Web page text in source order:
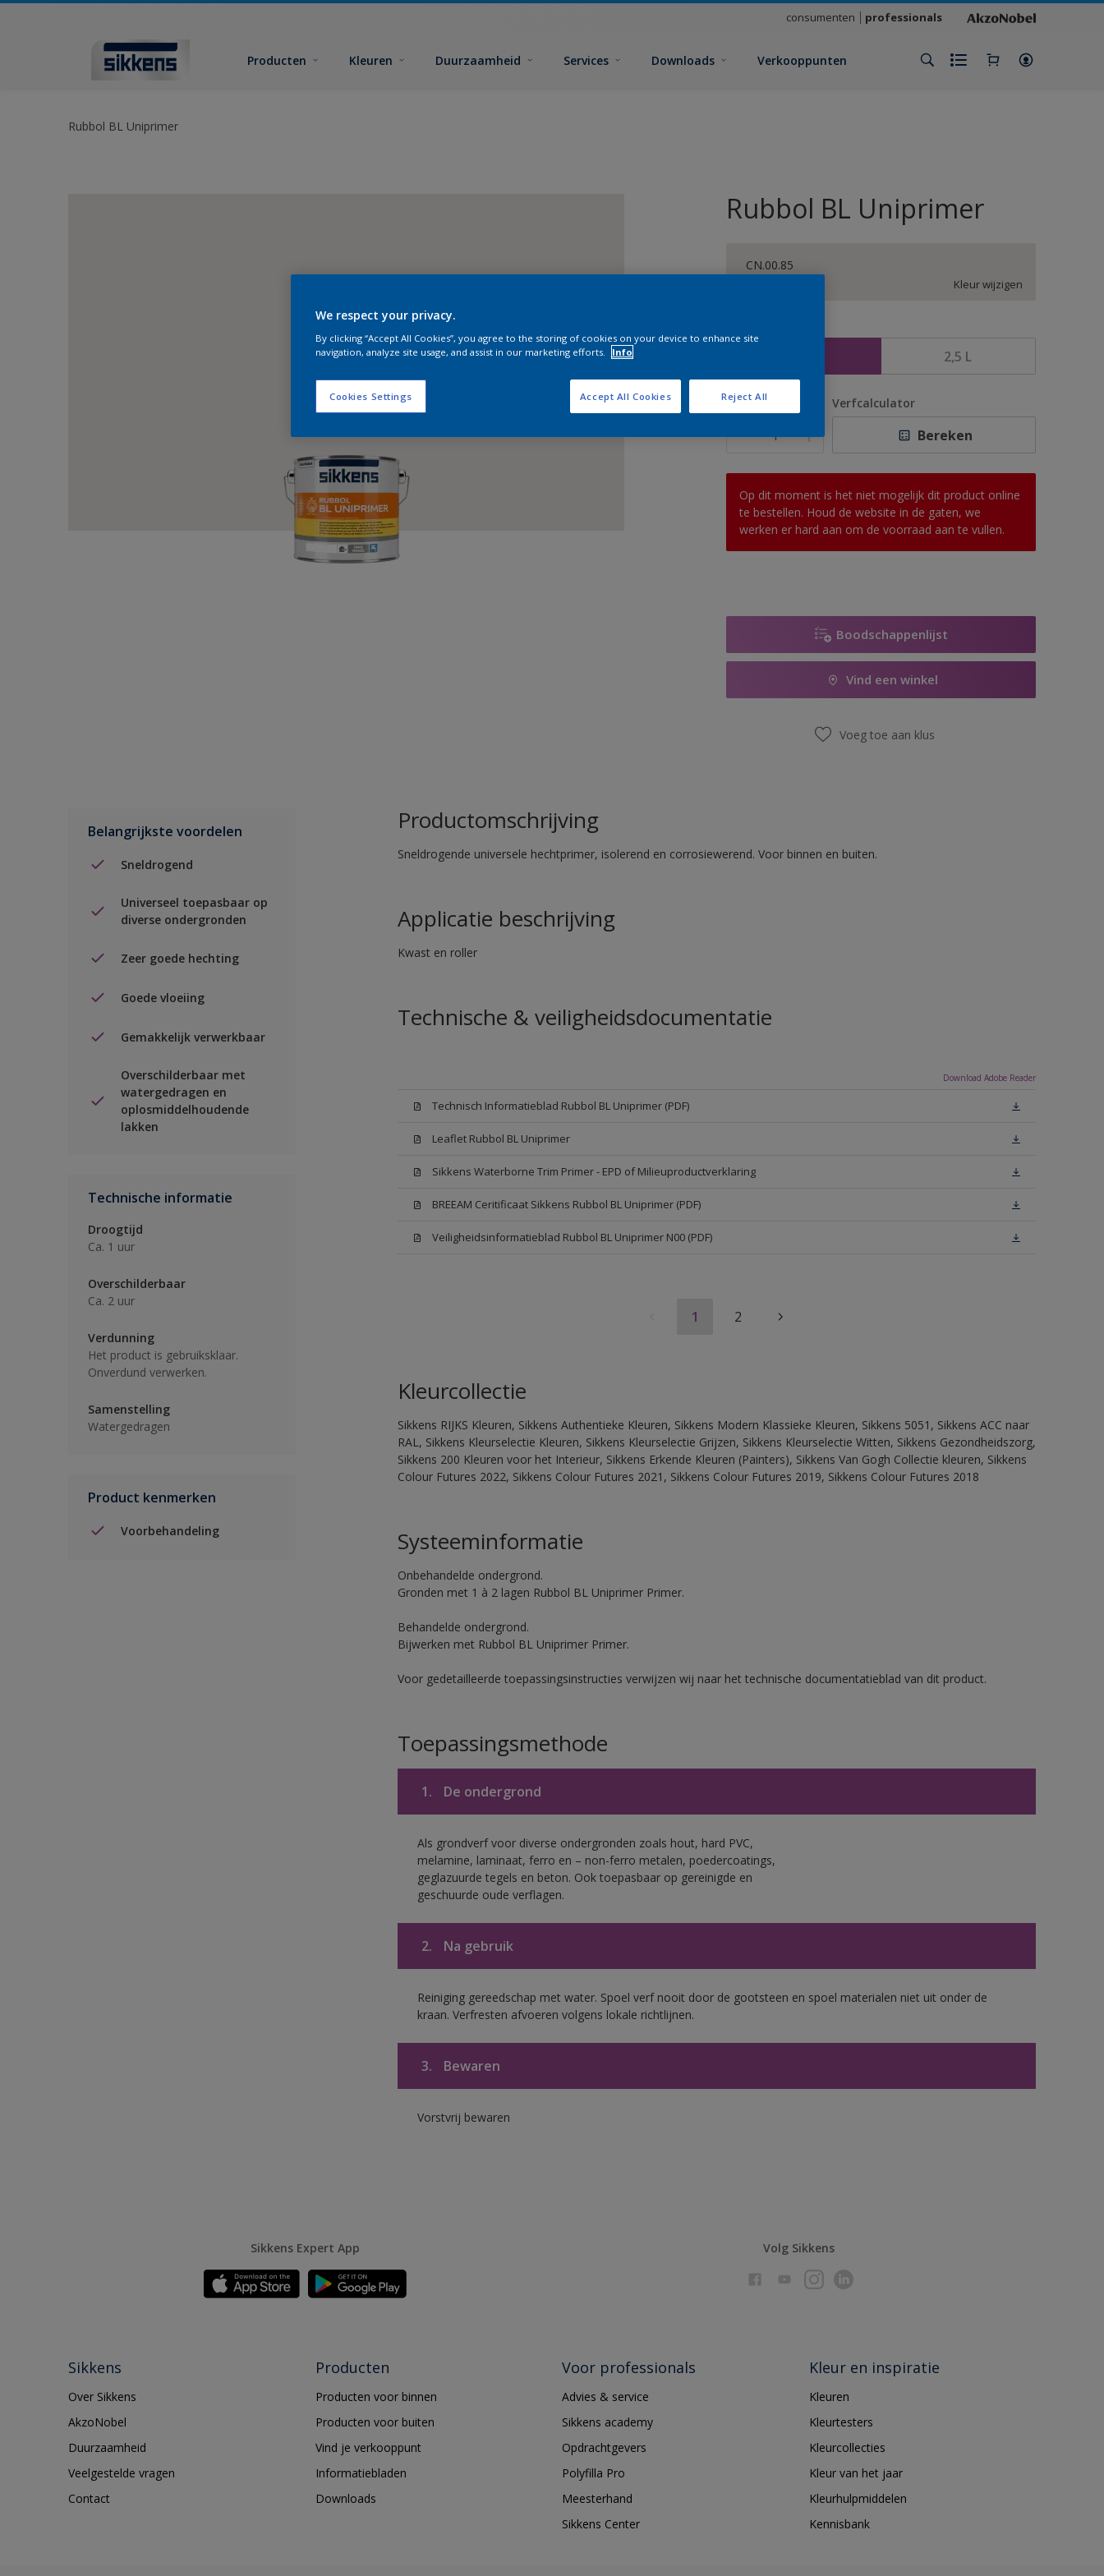
consumenten professionals
Producten Kleuren Duurzaamheid Services Downloads Verkooppunten
Rubbol BL Uniprimer
Rubbol BL Uniprimer
CN.00.85
Kleur wijzigen
2,5 L
Aantal Verfcalculator
Bereken
Op dit moment is het niet mogelijk dit product online
te bestellen. Houd de website in de gaten, we
werken er hard aan om de voorraad aan te vullen.
Boodschappenlijst
Vind een winkel
Voeg toe aan klus
Belangrijkste voordelen
Sneldrogend
Universeel toepasbaar op
diverse ondergronden
Zeer goede hechting
Goede vloeiing
Gemakkelijk verwerkbaar
Overschilderbaar met
watergedragen en
oplosmiddelhoudende
lakken
Technische informatie
Droogtijd
Ca. 1 uur
Overschilderbaar
Ca. 2 uur
Verdunning
Het product is gebruiksklaar.
Onverdund verwerken.
Samenstelling
Watergedragen
Product kenmerken
Voorbehandeling
Productomschrijving
Sneldrogende universele hechtprimer, isolerend en corrosiewerend. Voor binnen en buiten.
Applicatie beschrijving
Kwast en roller
Technische & veiligheidsdocumentatie
Download Adobe Reader
Technisch Informatieblad Rubbol BL Uniprimer (PDF)
Leaflet Rubbol BL Uniprimer
Sikkens Waterborne Trim Primer - EPD of Milieuproductverklaring
BREEAM Ceritificaat Sikkens Rubbol BL Uniprimer (PDF)
Veiligheidsinformatieblad Rubbol BL Uniprimer N00 (PDF)
1 2
Kleurcollectie
Sikkens RIJKS Kleuren, Sikkens Authentieke Kleuren, Sikkens Modern Klassieke Kleuren, Sikkens 5051, Sikkens ACC naar
RAL, Sikkens Kleurselectie Kleuren, Sikkens Kleurselectie Grijzen, Sikkens Kleurselectie Witten, Sikkens Gezondheidszorg,
Sikkens 200 Kleuren voor het Interieur, Sikkens Erkende Kleuren (Painters), Sikkens Van Gogh Collectie kleuren, Sikkens
Colour Futures 2022, Sikkens Colour Futures 2021, Sikkens Colour Futures 2019, Sikkens Colour Futures 2018
Systeeminformatie
Onbehandelde ondergrond.
Gronden met 1 à 2 lagen Rubbol BL Uniprimer Primer.
Behandelde ondergrond.
Bijwerken met Rubbol BL Uniprimer Primer.
Voor gedetailleerde toepassingsinstructies verwijzen wij naar het technische documentatieblad van dit product.
Toepassingsmethode
1. De ondergrond
Als grondverf voor diverse ondergronden zoals hout, hard PVC,
melamine, laminaat, ferro en – non-ferro metalen, poedercoatings,
geglazuurde tegels en beton. Ook toepasbaar op gereinigde en
geschuurde oude verflagen.
2. Na gebruik
Reiniging gereedschap met water. Spoel verf nooit door de gootsteen en spoel materialen niet uit onder de
kraan. Verfresten afvoeren volgens lokale richtlijnen.
3. Bewaren
Vorstvrij bewaren
Sikkens Expert App Volg Sikkens
Sikkens
Over Sikkens
AkzoNobel
Duurzaamheid
Veelgestelde vragen
Contact
Producten
Producten voor binnen
Producten voor buiten
Vind je verkooppunt
Informatiebladen
Downloads
Voor professionals
Advies & service
Sikkens academy
Opdrachtgevers
Polyfilla Pro
Meesterhand
Sikkens Center
Kleur en inspiratie
Kleuren
Kleurtesters
Kleurcollecties
Kleur van het jaar
Kleurhulpmiddelen
Kennisbank
We respect your privacy.
By clicking “Accept All Cookies”, you agree to the storing of cookies on your device to enhance site
navigation, analyze site usage, and assist in our marketing efforts.
Info
Cookies Settings Reject All
Accept All Cookies